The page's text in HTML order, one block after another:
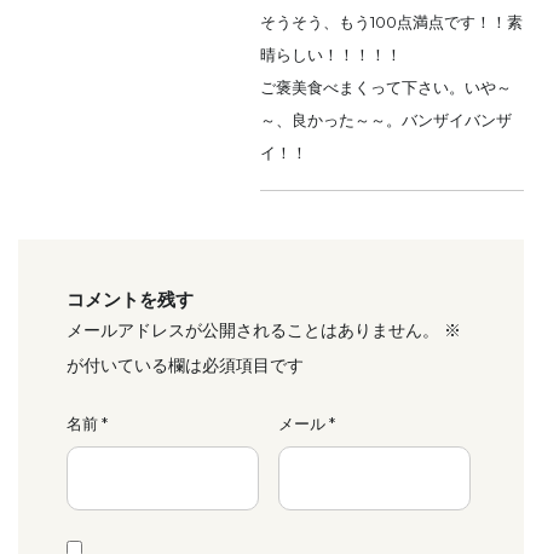
そうそう、もう100点満点です！！素
晴らしい！！！！！
ご褒美食べまくって下さい。いや～
～、良かった～～。バンザイバンザ
イ！！
コメントを残す
メールアドレスが公開されることはありません。
※
が付いている欄は必須項目です
名前* メール*